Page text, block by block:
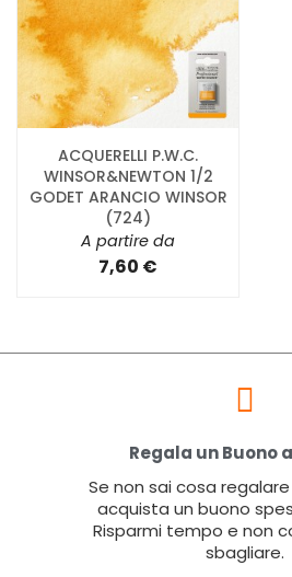
ACQUERELLI P.W.C.
WINSOR&NEWTON 1/2
GODET ARANCIO WINSOR
(724)
A partire da
7,60 €
Regala un Buono
Se non sai cosa
acquista un buono
Risparmi tempo e non
sbagliare.